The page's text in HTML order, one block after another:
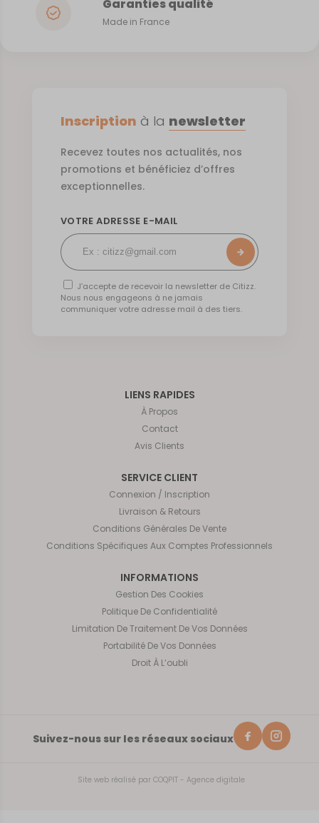
Garanties qualité
Made in France
LIENS RAPIDES
À Propos
Contact
Avis Clients
SERVICE CLIENT
Connexion / Inscription
Livraison & Retours
Conditions Générales De Vente
Conditions Spécifiques Aux Comptes Professionnels
INFORMATIONS
Gestion Des Cookies
Politique De Confidentialité
Limitation De Traitement De Vos Données
Portabilité De Vos Données
Droit À L’oubli
Suivez-nous sur les réseaux sociaux
Site web réalisé par COQPIT - Agence digitale
Inscription à la newsletter
Recevez toutes nos actualités, nos
promotions et bénéficiez d’offres
exceptionnelles.
VOTRE ADRESSE E-MAIL
J’accepte de recevoir la newsletter de Citizz.
Nous nous engageons à ne jamais
communiquer votre adresse mail à des tiers.